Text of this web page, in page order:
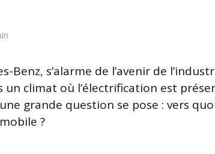
Benz, s’alarme de l’avenir de
climat où l’électrification est
grande question se pose : vers
?